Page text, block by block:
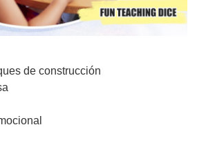
de construcción